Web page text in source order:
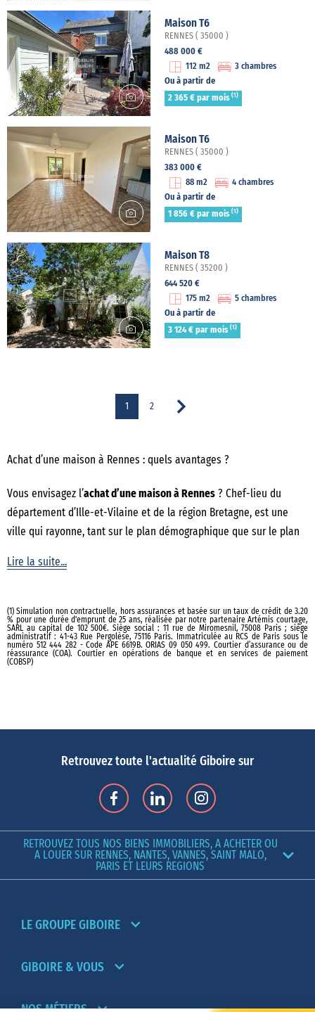
Maison T6
RENNES ( 35000 )
488 000 €
112 m2
3 chambres
Ou à partir de
2 365 € par mois (1)
Maison T6
RENNES ( 35000 )
383 000 €
88 m2
4 chambres
Ou à partir de
1 856 € par mois (1)
Maison T8
RENNES ( 35200 )
644 520 €
175 m2
5 chambres
Ou à partir de
3 124 € par mois (1)
1 2
Achat d’une maison à Rennes : quels avantages ?
Vous envisagez l’achat d’une maison à Rennes ? Chef-lieu du
département d’Ille-et-Vilaine et de la région Bretagne, est une
ville qui rayonne, tant sur le plan démographique que sur le plan
c’est profiter de ses monuments historiques, de son architecture
tranches d’âge : étudiants, jeunes actifs, familles ou retraités.
Tous sont séduits par la ville aux nombreux espaces verts, à
l’image du parc du Thabor, l’un des plus beaux jardins de France,
des promenades sur les bords de la Vilaine ou le long du canal
tiers de la population. Située au centre de la Bretagne agricole, la
groupes. Actuellement,le volume des ventes de maisons ne faiblit
, cela est dû aux projets porteurs, au nouveau quartier
enfin à la ligne à grande vitesse qui relie la commune à Paris en
moins d’1h30. Rennes est sans conteste une ville qui bouge !
infrastructures sportives, l’école, le parc et deux lycées, vous
commercial et de l’accès aux rocades. Près de Roazhon Park, le
Lire la suite...
(1) Simulation non contractuelle, hors assurances et basée sur un taux de crédit de 3.20
% pour une durée d'emprunt de 25 ans, réalisée par notre partenaire Artémis courtage,
SARL au capital de 102 500€. Siège social : 11 rue de Miromesnil, 75008 Paris ; siège
administratif : 41-43 Rue Pergolèse, 75116 Paris. Immatriculée au RCS de Paris sous le
numéro 512 444 282 - Code APE 6619B. ORIAS 09 050 499. Courtier d’assurance ou de
réassurance (COA). Courtier en opérations de banque et en services de paiement
(COBSP)
Retrouvez toute l'actualité Giboire sur
RETROUVEZ TOUS NOS BIENS IMMOBILIERS, A ACHETER OU
A LOUER SUR RENNES, NANTES, VANNES, SAINT MALO,
PARIS ET LEURS REGIONS
LE GROUPE GIBOIRE
GIBOIRE & VOUS